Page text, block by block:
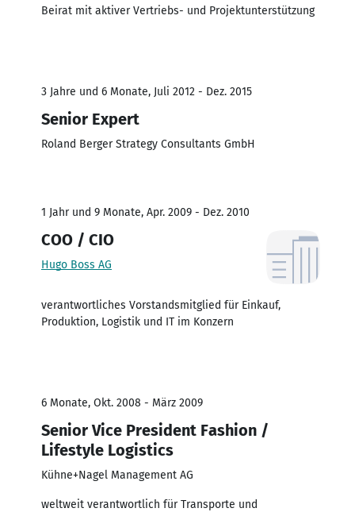
Beirat mit aktiver Vertriebs- und Projektunterstützung
3 Jahre und 6 Monate, Juli 2012 - Dez. 2015
Senior Expert
Roland Berger Strategy Consultants GmbH
1 Jahr und 9 Monate, Apr. 2009 - Dez. 2010
COO / CIO
Hugo Boss AG
verantwortliches Vorstandsmitglied für Einkauf,
Produktion, Logistik und IT im Konzern
6 Monate, Okt. 2008 - März 2009
Senior Vice President Fashion /
Lifestyle Logistics
Kühne+Nagel Management AG
weltweit verantwortlich für Transporte und